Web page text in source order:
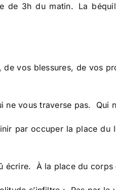
3h du matin. La
vos blessures, de vos
ne vous traverse pas. Qui
par occuper la place
À la place du corps